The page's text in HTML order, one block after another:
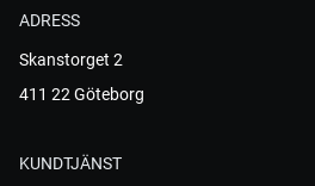
ADRESS
Skanstorget 2
411 22 Göteborg
KUNDTJÄNST